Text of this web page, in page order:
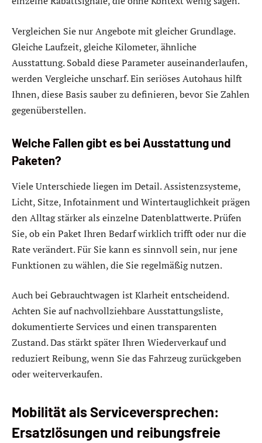
Vergleichen Sie nur Angebote mit gleicher Grundlage.
Gleiche Laufzeit, gleiche Kilometer, ähnliche
Ausstattung. Sobald diese Parameter auseinanderlaufen,
werden Vergleiche unscharf. Ein seriöses Autohaus hilft
Ihnen, diese Basis sauber zu definieren, bevor Sie Zahlen
gegenüberstellen.
Welche Fallen gibt es bei Ausstattung und
Paketen?
Viele Unterschiede liegen im Detail. Assistenzsysteme,
Licht, Sitze, Infotainment und Wintertauglichkeit prägen
den Alltag stärker als einzelne Datenblattwerte. Prüfen
Sie, ob ein Paket Ihren Bedarf wirklich trifft oder nur die
Rate verändert. Für Sie kann es sinnvoll sein, nur jene
Funktionen zu wählen, die Sie regelmäßig nutzen.
Auch bei Gebrauchtwagen ist Klarheit entscheidend.
Achten Sie auf nachvollziehbare Ausstattungsliste,
dokumentierte Services und einen transparenten
Zustand. Das stärkt später Ihren Wiederverkauf und
reduziert Reibung, wenn Sie das Fahrzeug zurückgeben
oder weiterverkaufen.
Mobilität als Serviceversprechen:
Ersatzlösungen und reibungsfreie